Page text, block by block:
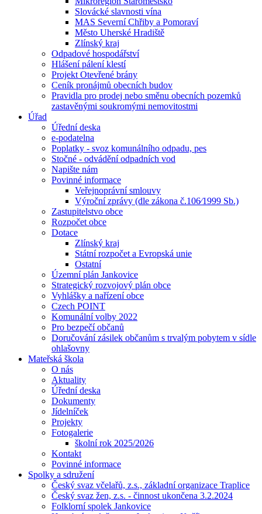
Slovácké slavnosti vína
MAS Severní Chřiby a Pomoraví
Město Uherské Hradiště
Zlínský kraj
Odpadové hospodářství
Hlášení pálení klestí
Projekt Otevřené brány
Ceník pronájmů obecních budov
Pravidla pro prodej nebo směnu obecních pozemků
zastavěnými soukromými nemovitostmi
Úřad
Úřední deska
e-podatelna
Poplatky - svoz komunálního odpadu, pes
Stočné - odvádění odpadních vod
Napište nám
Povinné informace
Veřejnoprávní smlouvy
Výroční zprávy (dle zákona č.106⁄1999 Sb.)
Zastupitelstvo obce
Rozpočet obce
Dotace
Zlínský kraj
Státní rozpočet a Evropská unie
Ostatní
Územní plán Jankovice
Strategický rozvojový plán obce
Vyhlášky a nařízení obce
Czech POINT
Komunální volby 2022
Pro bezpečí občanů
Doručování zásilek občanům s trvalým pobytem v sídle
ohlašovny
Mateřská škola
O nás
Aktuality
Úřední deska
Dokumenty
Jídelníček
Projekty
Fotogalerie
školní rok 2025/2026
Kontakt
Povinné informace
Spolky a sdružení
Český svaz včelařů, z.s., základní organizace Traplice
Český svaz žen, z.s. - činnost ukončena 3.2.2024
Folklorní spolek Jankovice